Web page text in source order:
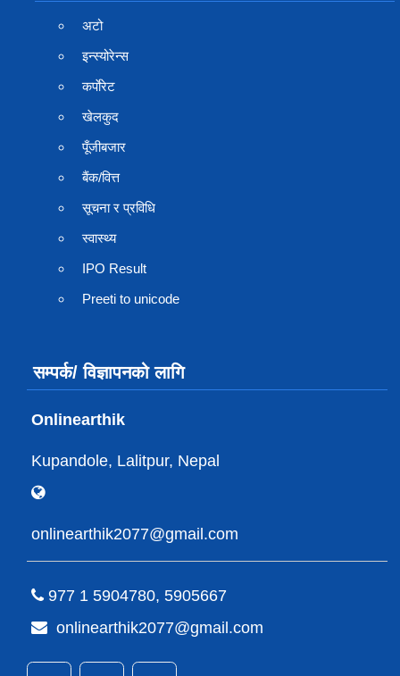
अटो
इन्स्योरेन्स
कर्पाेरेट
खेलकुद
पूँजीबजार
बैंक/वित्त
सूचना र प्रविधि
स्वास्थ्य
IPO Result
Preeti to unicode
सम्पर्क/ विज्ञापनको लागि
Onlinearthik
Kupandole, Lalitpur, Nepal
onlinearthik2077@gmail.com
977 1 5904780, 5905667
onlinearthik2077@gmail.com